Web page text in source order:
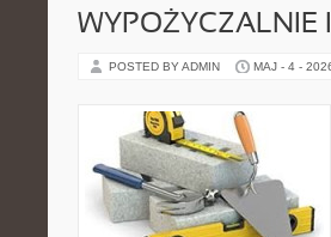
WYPOŻYCZALNIE
POSTED BY ADMIN MAJ - 4 -